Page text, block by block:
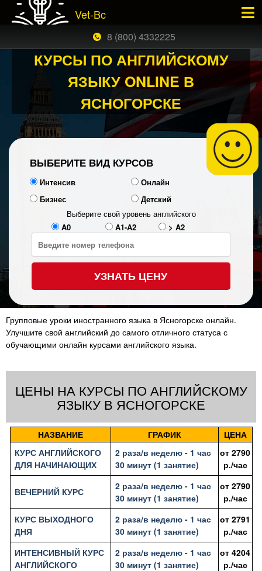
Vet-Bc
8 (800) 4332225
КУРСЫ ПО АНГЛИЙСКОМУ
ЯЗЫКУ ONLINE В
ЯСНОГОРСКЕ
ВЫБЕРИТЕ ВИД КУРСОВ
Интенсив
Онлайн
Бизнес
Детский
Выберите свой уровень английского
A0
A1-A2 > A2
УЗНАТЬ ЦЕНУ
Групповые уроки иностранного языка в Ясногорске онлайн.
Улучшите свой английский до самого отличного статуса с
обучающими онлайн курсами английского языка.
ЦЕНЫ НА КУРСЫ ПО АНГЛИЙСКОМУ
ЯЗЫКУ В ЯСНОГОРСКЕ
НАЗВАНИЕ ГРАФИК
ЦЕНА
КУРС АНГЛИЙСКОГО
ДЛЯ НАЧИНАЮЩИХ
2 раза/в неделю - 1 час
30 минут (1 занятие)
от 2790
р./час
ВЕЧЕРНИЙ КУРС
2 раза/в неделю - 1 час
30 минут (1 занятие)
от 2790
р./час
КУРС ВЫХОДНОГО
ДНЯ
2 раза/в неделю - 1 час
30 минут (1 занятие)
от 2791
р./час
ИНТЕНСИВНЫЙ КУРС
АНГЛИЙСКОГО
2 раза/в неделю - 1 час
30 минут (1 занятие)
от 4204
р./час
ЗАКАЗАТЬ БЕСПЛАТНЫЙ ЗВОНОК ×